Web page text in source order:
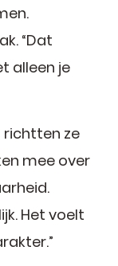
“Dat
alleen je
richtten ze
mee over
Het voelt